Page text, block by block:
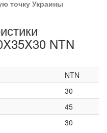
точку Украины
NTN
NTN
30
45
30